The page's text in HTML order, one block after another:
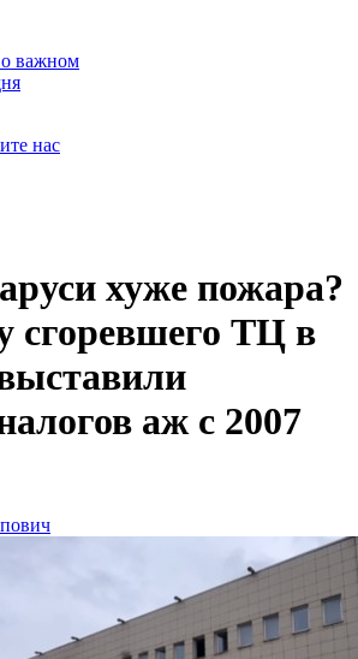
важном
нас
хуже пожара?
сгоревшего ТЦ в
аж с 2007